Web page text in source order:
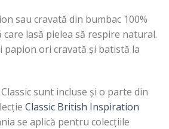
sau cravată din bumbac 100%
lasă pielea să respire natural.
papion ori cravată și batistă la
sunt incluse și o parte din
Classic British Inspiration
se aplică pentru colecțiile